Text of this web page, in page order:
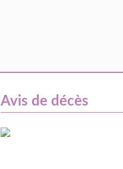
Avis de décès